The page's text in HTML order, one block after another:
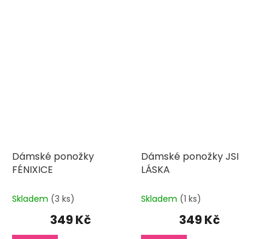
Dámské ponožky
FÉNIXICE
Skladem (3 ks)
349 Kč
Dámské ponožky JSI
LÁSKA
Skladem (1 ks)
349 Kč